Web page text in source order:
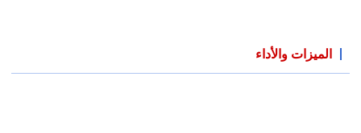
الميزات والأداء